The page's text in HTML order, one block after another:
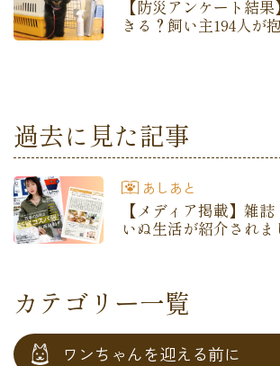
【防災アンケート結
きる？飼い主194人が
過去に見た記事
あしあと
【メディア掲載】雑
いぬ生活が紹介されま
カテゴリー一覧
ワンちゃんを迎える前に